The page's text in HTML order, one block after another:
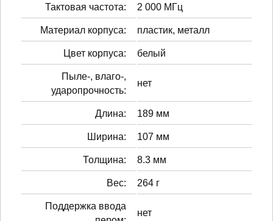
Тактовая частота: 2 000 МГц
Материал корпуса: пластик, металл
Цвет корпуса: белый
Пыле-, влаго-,
ударопрочность:
нет
Длина: 189 мм
Ширина: 107 мм
Толщина: 8.3 мм
Вес: 264 г
Поддержка ввода
нет